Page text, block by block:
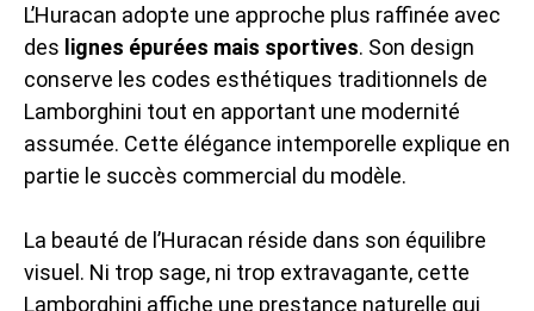
L’Huracan adopte une approche plus raffinée avec
des lignes épurées mais sportives. Son design
conserve les codes esthétiques traditionnels de
Lamborghini tout en apportant une modernité
assumée. Cette élégance intemporelle explique en
partie le succès commercial du modèle.
La beauté de l’Huracan réside dans son équilibre
visuel. Ni trop sage, ni trop extravagante, cette
Lamborghini affiche une prestance naturelle qui